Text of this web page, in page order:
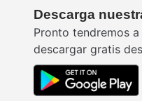
Descarga
Pronto tendremos
descargar gratis